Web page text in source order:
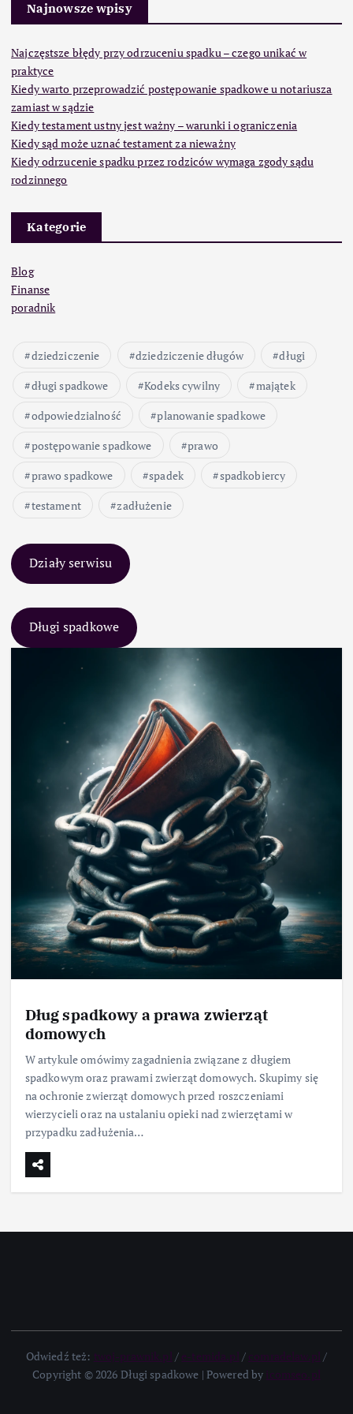
Najnowsze wpisy
Najczęstsze błędy przy odrzuceniu spadku – czego unikać w
praktyce
Kiedy warto przeprowadzić postępowanie spadkowe u notariusza
zamiast w sądzie
Kiedy testament ustny jest ważny – warunki i ograniczenia
Kiedy sąd może uznać testament za nieważny
Kiedy odrzucenie spadku przez rodziców wymaga zgody sądu
rodzinnego
Kategorie
Blog
Finanse
poradnik
dziedziczenie dziedziczenie długów
długi
długi spadkowe
Kodeks cywilny
majątek
odpowiedzialność
planowanie spadkowe
postępowanie spadkowe
prawo
prawo spadkowe
spadek
spadkobiercy
testament
zadłużenie
Działy serwisu
Długi spadkowe
Dług spadkowy a prawa zwierząt
domowych
W artykule omówimy zagadnienia związane z długiem
spadkowym oraz prawami zwierząt domowych. Skupimy się
na ochronie zwierząt domowych przed roszczeniami
wierzycieli oraz na ustalaniu opieki nad zwierzętami w
przypadku zadłużenia…
Odwiedź też: / /
/
Copyright © 2026 Długi spadkowe | Powered by